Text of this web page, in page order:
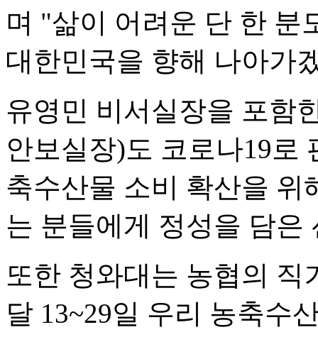
며 "삶이 어려운 단 한 분
대한민국을 향해 나아가
유영민 비서실장을 포함
안보실장)도 코로나19로
축수산물 소비 확산을 위
는 분들에게 정성을 담은
또한 청와대는 농협의
달 13~29일 우리 농축수